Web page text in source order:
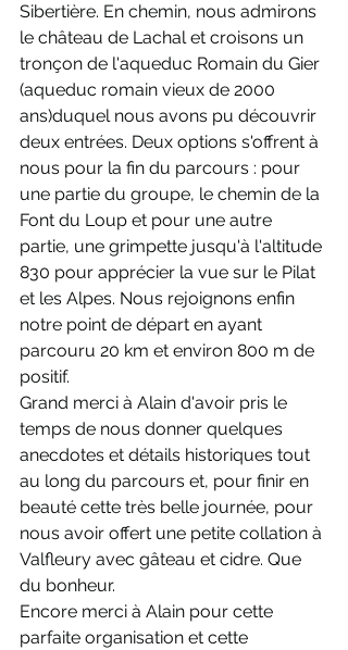
Sibertière. En chemin, nous admirons
le château de Lachal et croisons un
tronçon de l'aqueduc Romain du Gier
(aqueduc romain vieux de 2000
ans)duquel nous avons pu découvrir
deux entrées. Deux options s'offrent à
nous pour la fin du parcours : pour
une partie du groupe, le chemin de la
Font du Loup et pour une autre
partie, une grimpette jusqu'à l'altitude
830 pour apprécier la vue sur le Pilat
et les Alpes. Nous rejoignons enfin
notre point de départ en ayant
parcouru 20 km et environ 800 m de
positif.
Grand merci à Alain d'avoir pris le
temps de nous donner quelques
anecdotes et détails historiques tout
au long du parcours et, pour finir en
beauté cette très belle journée, pour
nous avoir offert une petite collation à
Valfleury avec gâteau et cidre. Que
du bonheur.
Encore merci à Alain pour cette
parfaite organisation et cette